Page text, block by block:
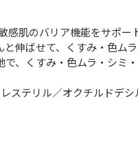
肌のバリア機能をサポー
伸ばせて、くすみ・色ム
、くすみ・色ムラ・シミ
ステリル／オクチルドデシ